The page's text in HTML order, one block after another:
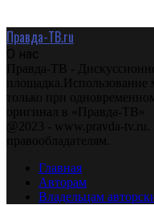
Правда-ТВ.ru
О нас
Правда-ТВ -
площадка.Использование
только при
оригинал в «Правда-ТВ»
@2023 - www.pravda-tv.ru.
правообладателям.
Главная
Авторам
Владельцам